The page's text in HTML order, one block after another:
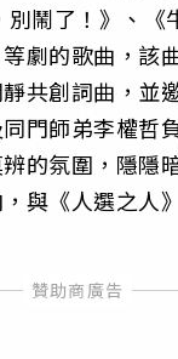
別鬧了！》、《
等劇的歌曲，該
共創詞曲，並
門師弟李權哲
的氛圍，隱隱
與《人選之人